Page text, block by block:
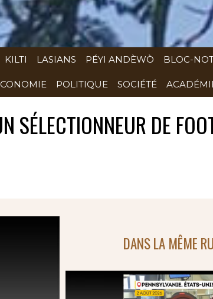
KILTI LASIANS PÉYI ANDÈWÒ BLOC-
POLITIQUE SOCIÉTÉ
SÉLECTIONNEUR DE
DANS LA MÊME